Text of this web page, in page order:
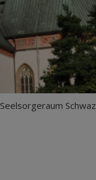
Seelsorgeraum Schwaz